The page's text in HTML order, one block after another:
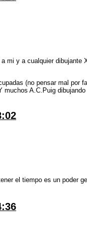
mi y a cualquier dibujante
(no pensar mal por
A.C.Puig
el tiempo es un poder